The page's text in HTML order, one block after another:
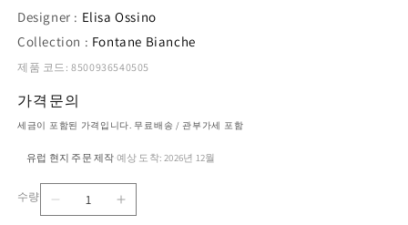
열
Designer : Elisa Ossino
Collection : Fontane Bianche
제품 코드: 8500936540505
가격문의
세금이 포함된 가격입니다. 무료배송 / 관부가세 포함
유럽 현지 주문 제작 예상 도착: 2026년 12월
수량
FONTANEFONTANE